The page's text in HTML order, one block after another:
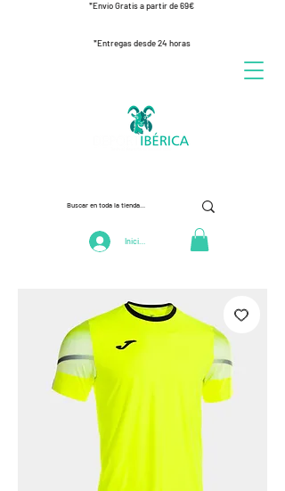
*Envío Gratis a partir de 69€
*Entregas desde 24 horas
Iniciar Sesión